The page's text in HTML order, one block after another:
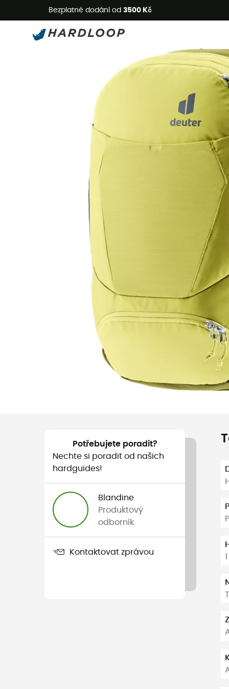
Bezplatné dodání od 3500 Kč
Potřebujete poradit?
Nechte si poradit od našich
hardguides!
Blandine
Produktový
odborník
Kontaktovat zprávou